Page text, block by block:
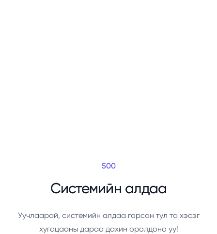
500
Системийн алдаа
Уучлаарай, системийн алдаа гарсан тул та хэсэг
хугацааны дараа дахин оролдоно уу!